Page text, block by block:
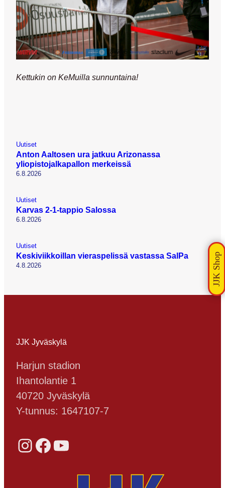
Kettukin on KeMuilla sunnuntaina!
Uutiset
Anton Aaltosen ura jatkuu Arizonassa
yliopistojalkapallon merkeissä
6.8.2026
Uutiset
Karvas 2-1-tappio Salossa
6.8.2026
Uutiset
Keskiviikkoillan vieraspelissä vastassa SalPa
4.8.2026
JJK Jyväskylä
Harjun stadion
Ihantolantie 1
40720 Jyväskylä
Y-tunnus: 1647107-7
Instagram Facebook YouTube